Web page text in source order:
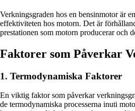
Verkningsgraden hos en bensinmotor är
effektiviteten hos motorn. Det är
prestationen som motorn producerar och
Faktorer som Påverkar
1. Termodynamiska Faktorer
En viktig faktor som påverkar
de termodynamiska processerna inuti